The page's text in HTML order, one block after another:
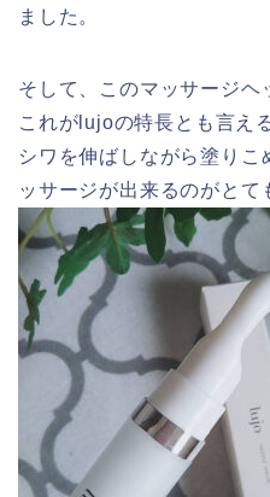
ました。
そして、このマッサージヘ
これがlujoの特長とも言え
シワを伸ばしながら塗りこ
ッサージが出来るのがとて